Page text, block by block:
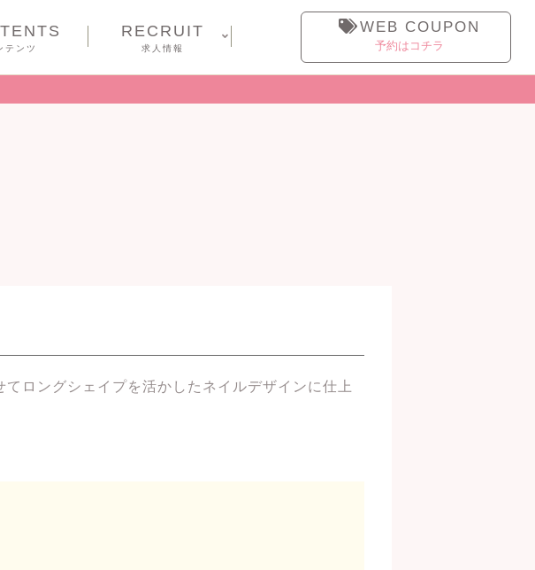
テンツ
RECRUIT
求人情報
WEB COUPON
予約はコチラ
ロングシェイプを活かしたネイルデザインに仕上